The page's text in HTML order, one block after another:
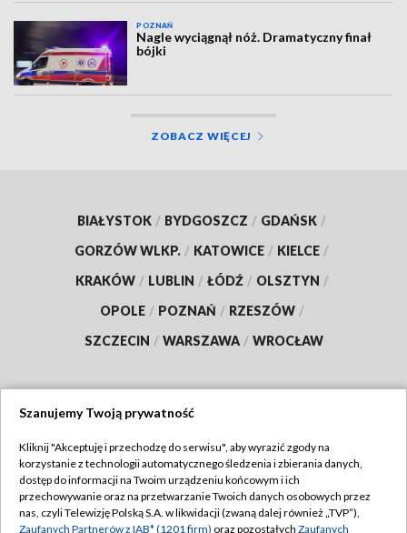
POZNAŃ
Nagle wyciągnął nóż. Dramatyczny finał
bójki
ZOBACZ WIĘCEJ
BIAŁYSTOK / BYDGOSZCZ / GDAŃSK /
GORZÓW WLKP. / KATOWICE / KIELCE /
KRAKÓW / LUBLIN / ŁÓDŹ / OLSZTYN /
OPOLE / POZNAŃ / RZESZÓW /
SZCZECIN / WARSZAWA / WROCŁAW
TVP
Abonament TVP
Emisja w TVP
Regulamin TVP
Szanujemy Twoją prywatność
Kliknij "Akceptuję i przechodzę do serwisu", aby wyrazić zgody na
korzystanie z technologii automatycznego śledzenia i zbierania danych,
dostęp do informacji na Twoim urządzeniu końcowym i ich
przechowywanie oraz na przetwarzanie Twoich danych osobowych przez
nas, czyli Telewizję Polską S.A. w likwidacji (zwaną dalej również „TVP”),
Zaufanych Partnerów z IAB* (1201 firm) oraz pozostałych Zaufanych